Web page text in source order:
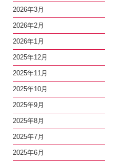
2026年3月
2026年2月
2026年1月
2025年12月
2025年11月
2025年10月
2025年9月
2025年8月
2025年7月
2025年6月